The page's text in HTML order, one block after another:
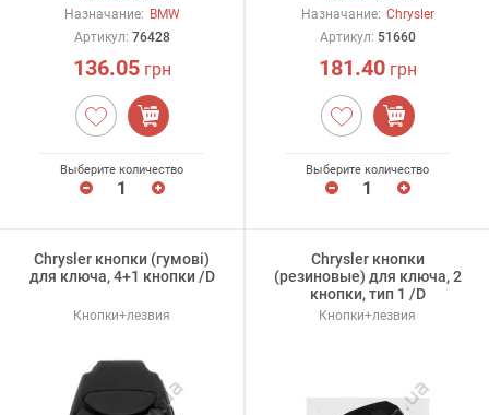
Назначание: BMW
Артикул: 76428
136.05грн
Выберите количество
Назначание: Chrysler
Артикул: 51660
181.40грн
Выберите количество
Chrysler кнопки (гумові)
для ключа, 4+1 кнопки /D
Кнопки+лезвия
Chrysler кнопки
(резиновые) для ключа, 2
кнопки, тип 1 /D
Кнопки+лезвия